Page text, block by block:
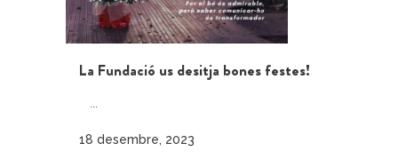
La Fundació us desitja bones festes!
...
18 desembre, 2023